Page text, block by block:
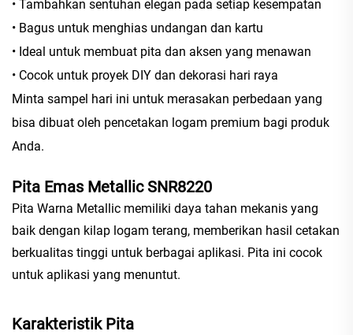
• Tambahkan sentuhan elegan pada setiap kesempatan
• Bagus untuk menghias undangan dan kartu
• Ideal untuk membuat pita dan aksen yang menawan
• Cocok untuk proyek DIY dan dekorasi hari raya
Minta sampel hari ini untuk merasakan perbedaan yang
bisa dibuat oleh pencetakan logam premium bagi produk
Anda.
Pita Emas Metallic SNR8220
Pita Warna Metallic memiliki daya tahan mekanis yang
baik dengan kilap logam terang, memberikan hasil cetakan
berkualitas tinggi untuk berbagai aplikasi. Pita ini cocok
untuk aplikasi yang menuntut.
Karakteristik Pita